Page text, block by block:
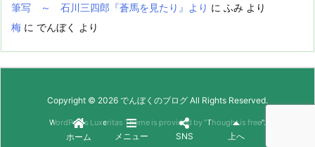
筆写 ～ 石川三四郎『蒼馬を見たり』より に ふみ より
梅 に でんぼく より
Copyright © 2026 でんぼくのブログ All Rights Reserved.
WordPress Luxeritas Theme is provided by "Thought is free".
ホーム メニュー SNS 上へ